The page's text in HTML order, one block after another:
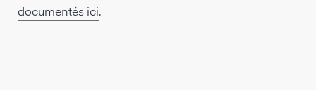
documentés ici.